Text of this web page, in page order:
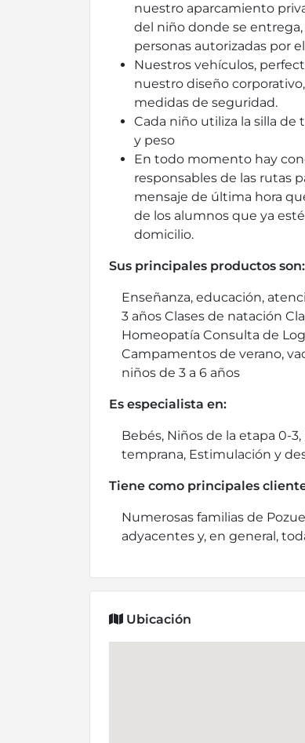
nuestro aparcamiento
del niño donde se
personas autorizadas por
Nuestros vehículos,
nuestro diseño
medidas de seguridad.
Cada niño utiliza la silla de
y peso
En todo momento hay
responsables de las rutas
mensaje de última hora
de los alumnos que ya
domicilio.
Sus principales productos son:
Enseñanza, educación,
3 años Clases de natación
Homeopatía Consulta de
Campamentos de verano,
niños de 3 a 6 años
Es especialista en:
Bebés, Niños de la etapa 0-
temprana, Estimulación y
Tiene como principales
Numerosas familias de
adyacentes y, en general,
Ubicación